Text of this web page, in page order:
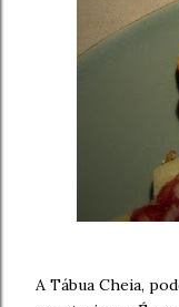
A Tábua Cheia,